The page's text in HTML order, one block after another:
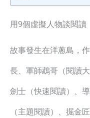
用9個虛擬人物談閱讀
故事發生在洋蔥島，
長、軍師鵡哥（閱讀
劍士（快速閱讀）、
（主題閱讀）、掘金